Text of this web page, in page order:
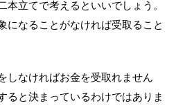
立てで考えるといいでしょう。
になることがなければ受取ること
しなければお金を受取れません
ると決まっているわけではありま